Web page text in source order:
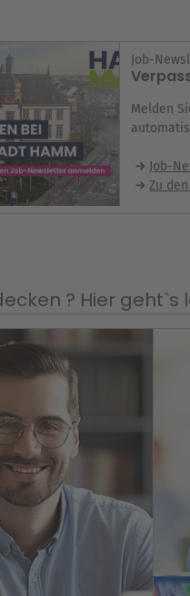
Job-
Melden
Job-
Zu
? Hier geht`s